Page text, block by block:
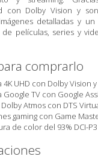
con Dolby Vision y
detalladas y
películas, series y
comprarlo
4K UHD con Dolby Vision y
Google TV con Google
Atmos con DTS
gaming con Game
de color del 93% DCI-P3